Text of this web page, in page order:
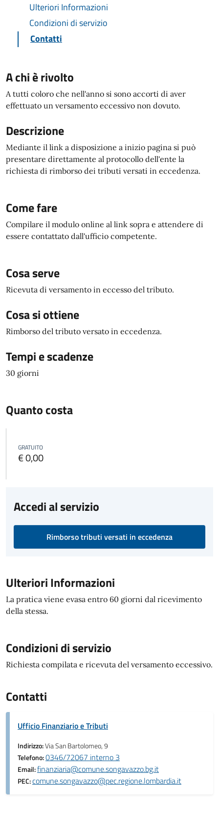
Ulteriori Informazioni
Condizioni di servizio
Contatti
A chi è rivolto
A tutti coloro che nell'anno si sono accorti di aver
effettuato un versamento eccessivo non dovuto.
Descrizione
Mediante il link a disposizione a inizio pagina si può
presentare direttamente al protocollo dell'ente la
richiesta di rimborso dei tributi versati in eccedenza.
Come fare
Compilare il modulo online al link sopra e attendere di
essere contattato dall'ufficio competente.
Cosa serve
Ricevuta di versamento in eccesso del tributo.
Cosa si ottiene
Rimborso del tributo versato in eccedenza.
Tempi e scadenze
30 giorni
Quanto costa
GRATUITO
€ 0,00
Accedi al servizio
Rimborso tributi versati in eccedenza
Ulteriori Informazioni
La pratica viene evasa entro 60 giorni dal ricevimento
della stessa.
Condizioni di servizio
Richiesta compilata e ricevuta del versamento eccessivo.
Contatti
Ufficio Finanziario e Tributi
Indirizzo:Via San Bartolomeo, 9
Telefono:0346/72067 interno 3
Email:finanziaria@comune.songavazzo.bg.it
PEC:comune.songavazzo@pec.regione.lombardia.it